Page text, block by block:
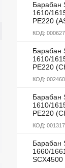
Барабан
1610/
РЕ220
КОД:
Барабан
1610/
РЕ220
КОД:
Барабан
1610/
РЕ220
КОД:
Барабан
1660/
SCX4500